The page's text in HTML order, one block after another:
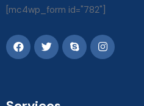
[mc4wp_form id="782"]